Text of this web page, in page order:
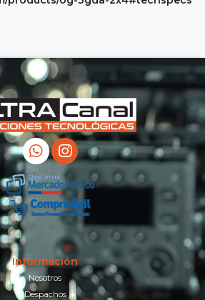
Información
Nosotros
Despachos